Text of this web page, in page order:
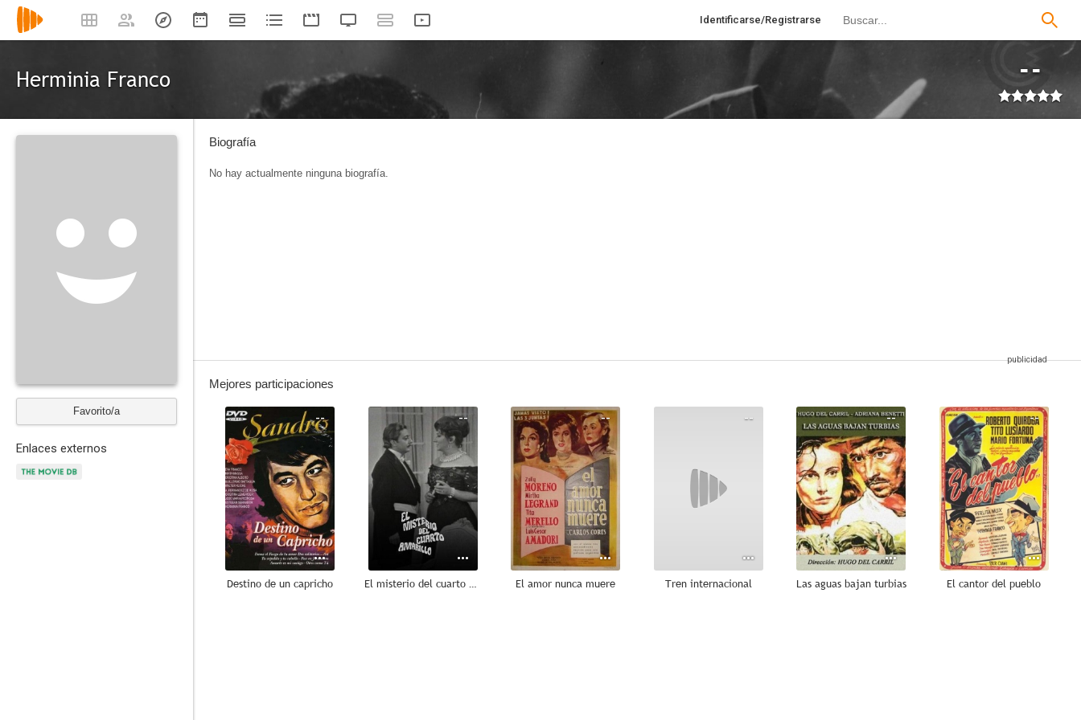
Identificarse/Registrarse
Herminia Franco --
Favorito/a
Enlaces externos
Biografía
No hay actualmente ninguna biografía.
Mejores participaciones
--
Destino de un capricho
--
El misterio del cuarto amarillo
--
El amor nunca muere
--
Tren internacional
--
Las aguas bajan turbias
--
El cantor del pueblo